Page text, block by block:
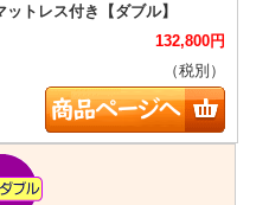
132,800円
（税別）